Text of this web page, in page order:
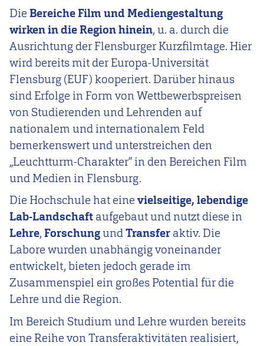
Die Bereiche Film und Mediengestaltung
wirken in die Region hinein, u. a. durch die
Ausrichtung der Flensburger Kurzfilmtage. Hier
wird bereits mit der Europa-Universität
Flensburg (EUF) kooperiert. Darüber hinaus
sind Erfolge in Form von Wettbewerbspreisen
von Studierenden und Lehrenden auf
nationalem und internationalem Feld
bemerkenswert und unterstreichen den
„Leuchtturm-Charakter“ in den Bereichen Film
und Medien in Flensburg.
Die Hochschule hat eine vielseitige, lebendige
Lab-Landschaft aufgebaut und nutzt diese in
Lehre, ForschungundTransfer aktiv. Die
Labore wurden unabhängig voneinander
entwickelt, bieten jedoch gerade im
Zusammenspiel ein großes Potential für die
Lehre und die Region.
Im Bereich Studium und Lehre wurden bereits
eine Reihe von Transferaktivitäten realisiert,